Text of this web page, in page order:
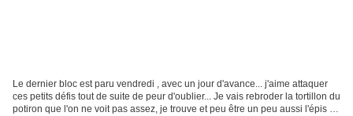
Le dernier bloc est paru vendredi , avec un jour d'avance... j'aime attaquer
ces petits défis tout de suite de peur d'oublier... Je vais rebroder la tortillon du
potiron que l'on ne voit pas assez, je trouve et peu être un peu aussi l'épis de